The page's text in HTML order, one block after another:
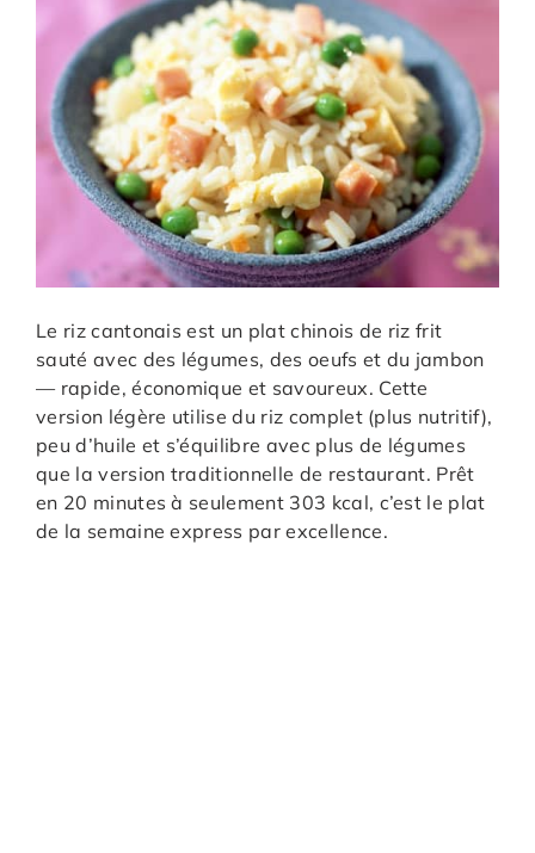
Le riz cantonais est un plat chinois de riz frit
sauté avec des légumes, des oeufs et du jambon
— rapide, économique et savoureux. Cette
version légère utilise du riz complet (plus nutritif),
peu d’huile et s’équilibre avec plus de légumes
que la version traditionnelle de restaurant. Prêt
en 20 minutes à seulement 303 kcal, c’est le plat
de la semaine express par excellence.